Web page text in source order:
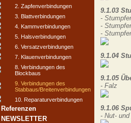
2. Zapfenverbindungen
3. Blattverbindungen
4. Kammverbindungen
5. Halsverbindungen
6. Versatzverbindungen
7. Klauenverbindungen
8. Verbindungen des
Blockbaus
9. Verbindungen des
Stabbaus/Breitenverbindungen
10. Reparaturverbindungen
Referenzen
NEWSLETTER
9.1.03
-
-
-
9.1.04
9.1.05
- Falz
9.1.06
- Nut-